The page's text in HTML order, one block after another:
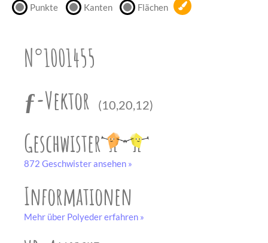
Punkte Kanten Flächen
N°1001455
ƒ-Vektor
(10,20,12)
Geschwister
872 Geschwister ansehen »
Informationen
Mehr über Polyeder erfahren »
Bastelbogen
unserem